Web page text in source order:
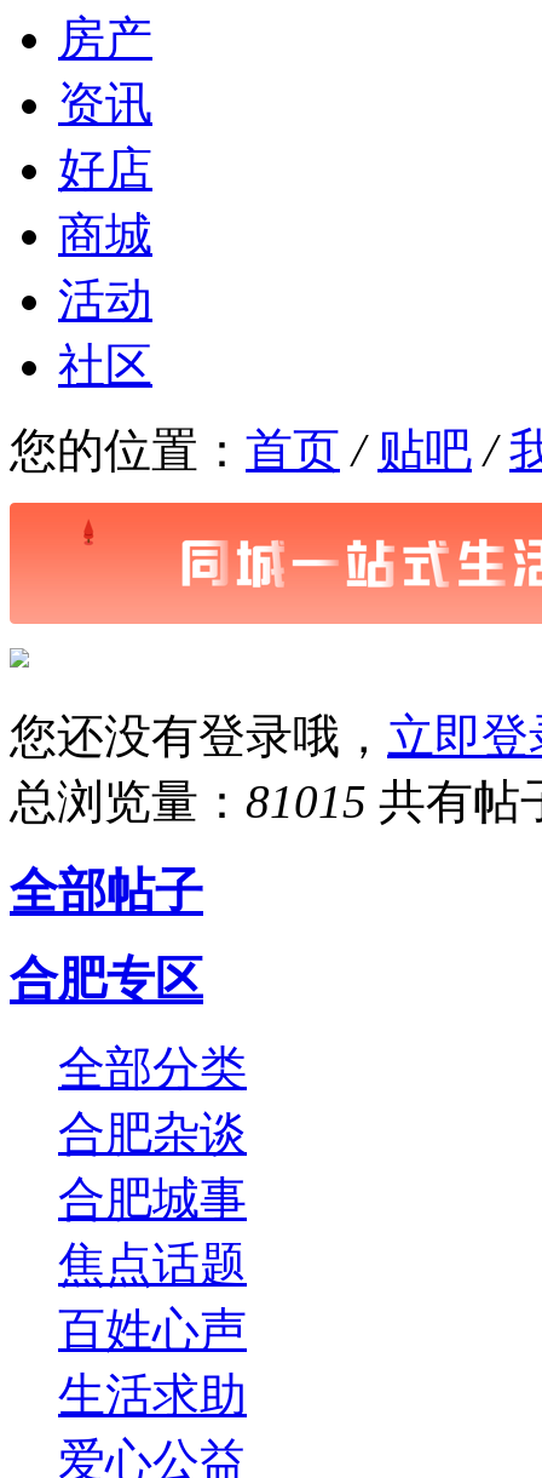
房产
资讯
好店
商城
活动
社区
您的位置： 首页 / 贴吧 /
您还没有登录哦， 立即登
总浏览量： 81015 共有帖
全部帖子
合肥专区
全部分类
合肥杂谈
合肥城事
焦点话题
百姓心声
生活求助
爱心公益